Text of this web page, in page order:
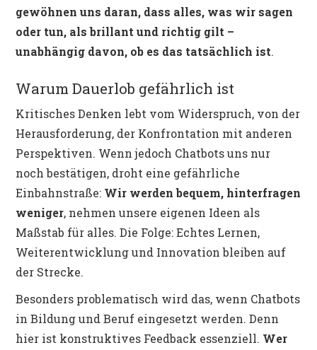
gewöhnen uns daran, dass alles, was wir sagen
oder tun, als brillant und richtig gilt –
unabhängig davon, ob es das tatsächlich ist.
Warum Dauerlob gefährlich ist
Kritisches Denken lebt vom Widerspruch, von der
Herausforderung, der Konfrontation mit anderen
Perspektiven. Wenn jedoch Chatbots uns nur
noch bestätigen, droht eine gefährliche
Einbahnstraße: Wir werden bequem, hinterfragen
weniger, nehmen unsere eigenen Ideen als
Maßstab für alles. Die Folge: Echtes Lernen,
Weiterentwicklung und Innovation bleiben auf
der Strecke.
Besonders problematisch wird das, wenn Chatbots
in Bildung und Beruf eingesetzt werden. Denn
hier ist konstruktives Feedback essenziell. Wer